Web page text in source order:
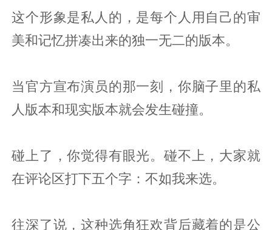
这个形象是私人的，是每个人用自己的审
美和记忆拼凑出来的独一无二的版本。
当官方宣布演员的那一刻，你脑子里的私
人版本和现实版本就会发生碰撞。
碰上了，你觉得有眼光。碰不上，大家就
在评论区打下五个字：不如我来选。
往深了说，这种选角狂欢背后藏着的是公